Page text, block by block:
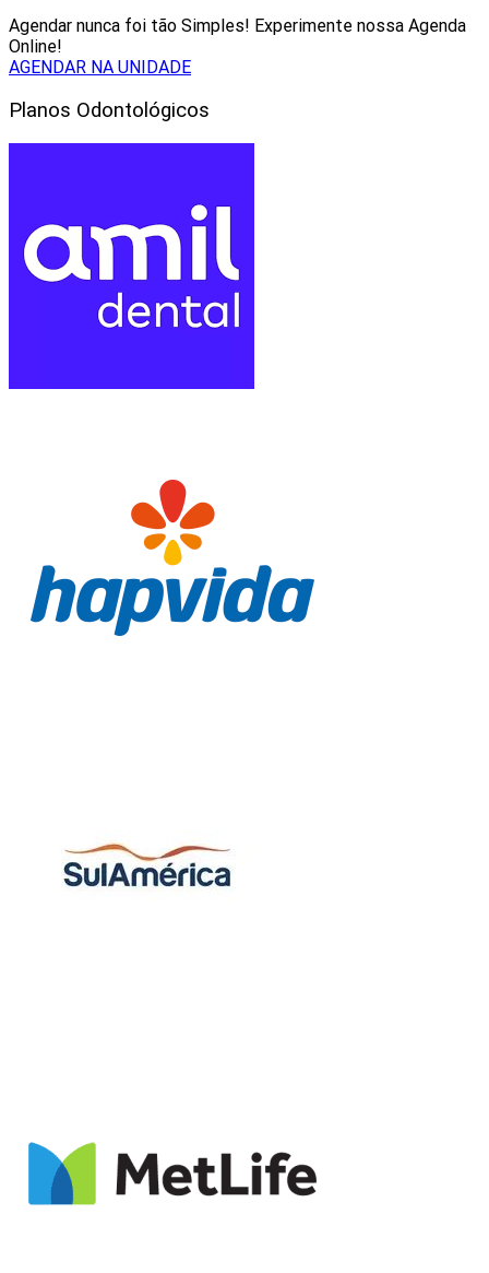
Agendar nunca foi tão Simples! Experimente nossa Agenda
Online!
AGENDAR NA UNIDADE
Planos Odontológicos